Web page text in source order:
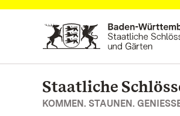
Zum Hauptinhalt springen
Staatliche
KOMMEN. STAUNEN.